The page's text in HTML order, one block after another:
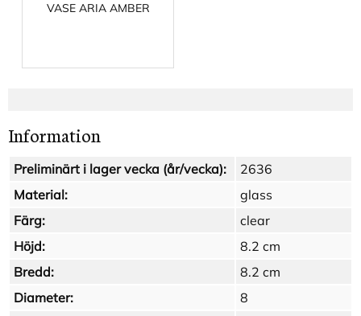
VASE ARIA AMBER
Information
Preliminärt i lager vecka (år/vecka):
2636
Material:
glass
Färg:
clear
Höjd:
8.2 cm
Bredd:
8.2 cm
Diameter:
8